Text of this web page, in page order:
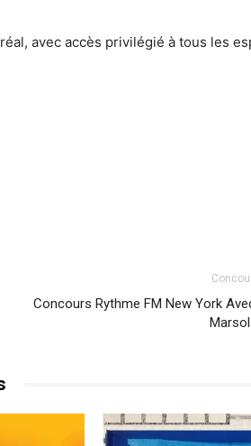
avec accès privilégié à tous les
Concours Rythme FM New York